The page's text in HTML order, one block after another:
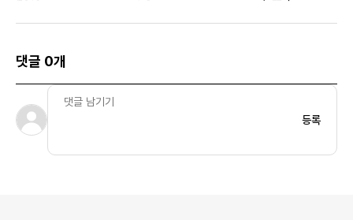
댓글 0개
등록